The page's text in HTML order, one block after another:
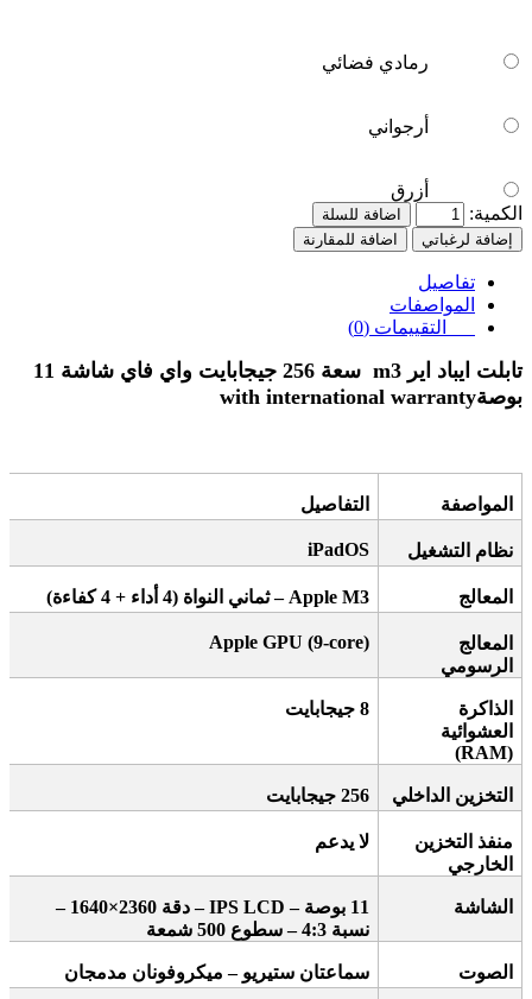
رمادي فضائي
أرجواني
أزرق
الكمية:
اضافة للسلة
إضافة لرغباتي
اضافة للمقارنة
تفاصيل
المواصفات
التقييمات (0)
تابلت ايباد اير m3
سعة 256 جيجابايت واي فاي شاشة 11
بوصةwith international warranty
المواصفة التفاصيل
نظام التشغيل iPadOS
المعالج Apple M3 – ثماني النواة (4 أداء + 4 كفاءة)
المعالج
الرسومي
Apple GPU (9-core)
الذاكرة
العشوائية
(RAM)
8 جيجابايت
التخزين الداخلي 256 جيجابايت
منفذ التخزين
الخارجي
لا يدعم
الشاشة 11 بوصة – IPS LCD –
دقة 2360×1640 –
نسبة 4:3 – سطوع 500 شمعة
الصوت سماعتان ستيريو – ميكروفونان مدمجان